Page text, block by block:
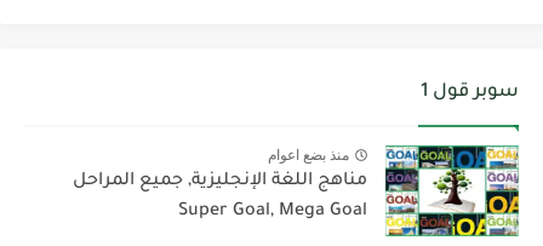
سوبر قول 1
منذ بضع اعوام
مناهج اللغة الإنجليزية, جميع المراحل
Super Goal, Mega Goal